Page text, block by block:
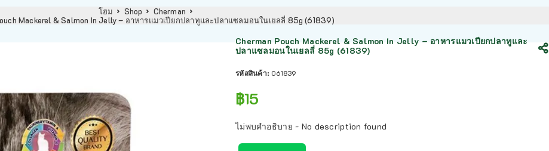
โฮม Shop
Cherman
Mackerel & Salmon In Jelly – อาหารแมวเปียกปลาทูและปลาแซลมอนในเยลลี่ 85g (61839)
Cherman Pouch Mackerel & Salmon In Jelly – อาหารแมวเปียกปลาทูและ
ปลาแซลมอนในเยลลี่ 85g (61839)
รหัสสินค้า: 061839
฿15
ไม่พบคำอธิบาย - No description found